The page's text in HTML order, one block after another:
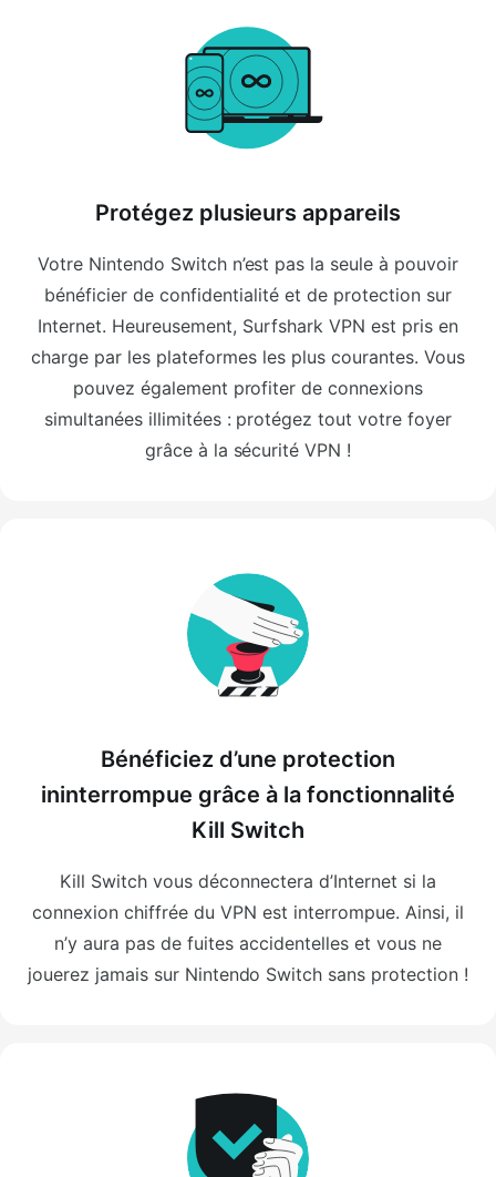
Protégez plusieurs appareils
Votre Nintendo Switch n’est pas la seule à pouvoir
bénéficier de confidentialité et de protection sur
Internet. Heureusement, Surfshark VPN est pris en
charge par les plateformes les plus courantes. Vous
pouvez également profiter de connexions
simultanées illimitées : protégez tout votre foyer
grâce à la sécurité VPN !
Bénéficiez d’une protection
ininterrompue grâce à la fonctionnalité
Kill Switch
Kill Switch vous déconnectera d’Internet si la
connexion chiffrée du VPN est interrompue. Ainsi, il
n’y aura pas de fuites accidentelles et vous ne
jouerez jamais sur Nintendo Switch sans protection !